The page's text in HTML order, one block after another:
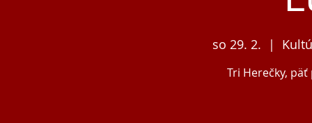
so 29. 2.
  |
Tri Herečky,